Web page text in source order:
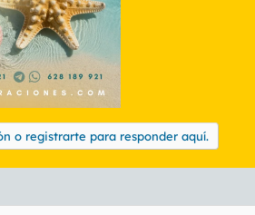
o registrarte para responder aquí.